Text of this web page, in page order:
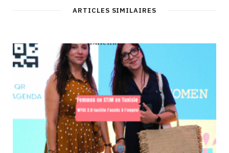
ARTICLES SIMILAIRES